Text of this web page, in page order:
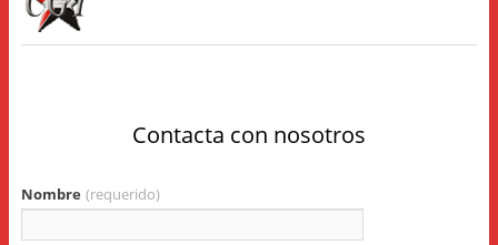
Contacta con nosotros
Nombre (requerido)